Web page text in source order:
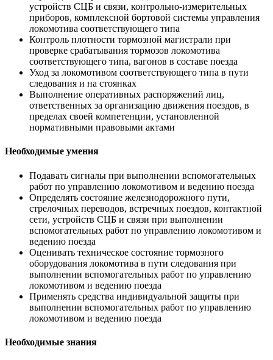
устройств СЦБ и связи, контрольно-измерительных
приборов, комплексной бортовой системы управления
локомотива соответствующего типа
Контроль плотности тормозной магистрали при
проверке срабатывания тормозов локомотива
соответствующего типа, вагонов в составе поезда
Уход за локомотивом соответствующего типа в пути
следования и на стоянках
Выполнение оперативных распоряжений лиц,
ответственных за организацию движения поездов, в
пределах своей компетенции, установленной
нормативными правовыми актами
Необходимые умения
Подавать сигналы при выполнении вспомогательных
работ по управлению локомотивом и ведению поезда
Определять состояние железнодорожного пути,
стрелочных переводов, встречных поездов, контактной
сети, устройств СЦБ и связи при выполнении
вспомогательных работ по управлению локомотивом и
ведению поезда
Оценивать техническое состояние тормозного
оборудования локомотива в пути следования при
выполнении вспомогательных работ по управлению
локомотивом и ведению поезда
Применять средства индивидуальной защиты при
выполнении вспомогательных работ по управлению
локомотивом и ведению поезда
Необходимые знания